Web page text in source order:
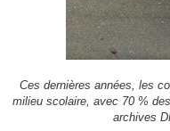
Ces dernières années, les
milieu scolaire, avec 70 %
archives